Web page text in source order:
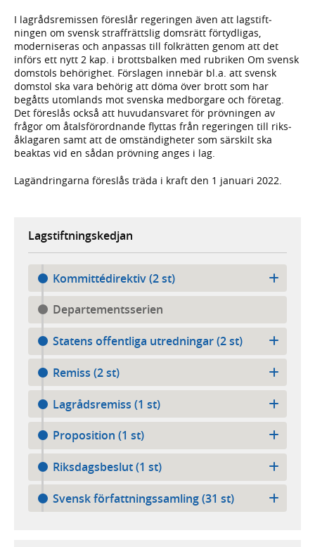
I lagråds­remissen föreslår regeringen även att lag­stift­
ningen om svensk straff­rättslig doms­rätt förtyd­ligas,
moderni­seras och anpassas till folkrätten genom att det
införs ett nytt 2 kap. i brotts­balken med rubriken Om svensk
domstols behörighet. Förslagen innebär bl.a. att svensk
domstol ska vara behörig att döma över brott som har
begåtts utom­lands mot svenska med­borgare och företag.
Det före­slås också att huvud­ansvaret för pröv­ningen av
frågor om åtals­för­ordnande flyttas från regeringen till riks­
åklagaren samt att de omstän­dig­heter som särskilt ska
beaktas vid en sådan prövning anges i lag.
Lagändringarna föreslås träda i kraft den 1 januari 2022.
Lagstiftningskedjan
Kommittédirektiv (2 st)
Departementsserien
Statens offentliga utredningar (2 st)
Remiss (2 st)
Lagrådsremiss (1 st)
Proposition (1 st)
Riksdagsbeslut (1 st)
Svensk författningssamling (31 st)